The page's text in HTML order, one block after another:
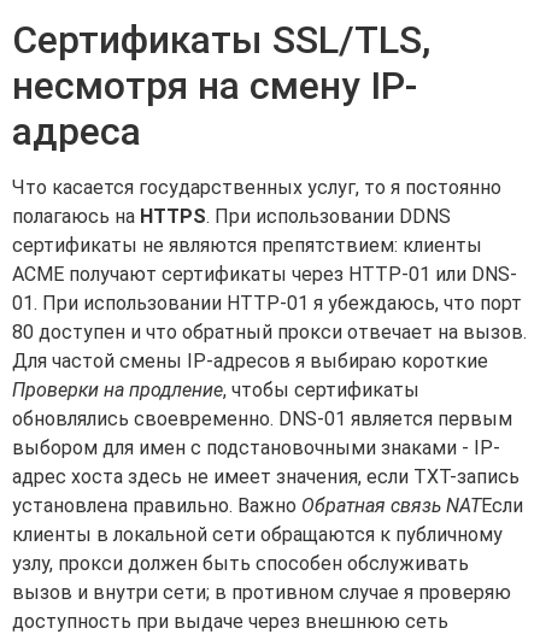
Сертификаты SSL/TLS,
несмотря на смену IP-
адреса
Что касается государственных услуг, то я постоянно
полагаюсь на HTTPS. При использовании DDNS
сертификаты не являются препятствием: клиенты
ACME получают сертификаты через HTTP-01 или DNS-
01. При использовании HTTP-01 я убеждаюсь, что порт
80 доступен и что обратный прокси отвечает на вызов.
Для частой смены IP-адресов я выбираю короткие
Проверки на продление, чтобы сертификаты
обновлялись своевременно. DNS-01 является первым
выбором для имен с подстановочными знаками - IP-
адрес хоста здесь не имеет значения, если TXT-запись
установлена правильно. Важно Обратная связь NATЕсли
клиенты в локальной сети обращаются к публичному
узлу, прокси должен быть способен обслуживать
вызов и внутри сети; в противном случае я проверяю
доступность при выдаче через внешнюю сеть